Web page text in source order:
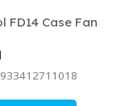
FD14 Case Fan